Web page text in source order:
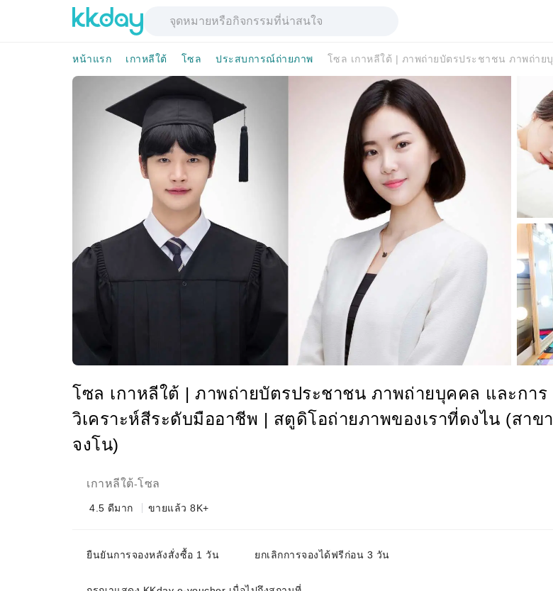
หน้าแรก เกาหลีใต้ โซล ประสบการณ์ถ่ายภาพ
โซล เกาหลีใต้ | ภาพถ่ายบัตรประชาชน ภาพถ่ายบุคคล และการ
วิเคราะห์สีระดับมืออาชีพ | สตูดิโอถ่ายภาพของเราที่ดงไน (สาขา
จงโน)
เกาหลีใต้-โซล
4.5 ดีมาก ขายแล้ว 8K+
ยืนยันการจองหลังสั่งซื้อ 1 วัน ยกเลิกการจองได้ฟรีก่อน 3 วัน